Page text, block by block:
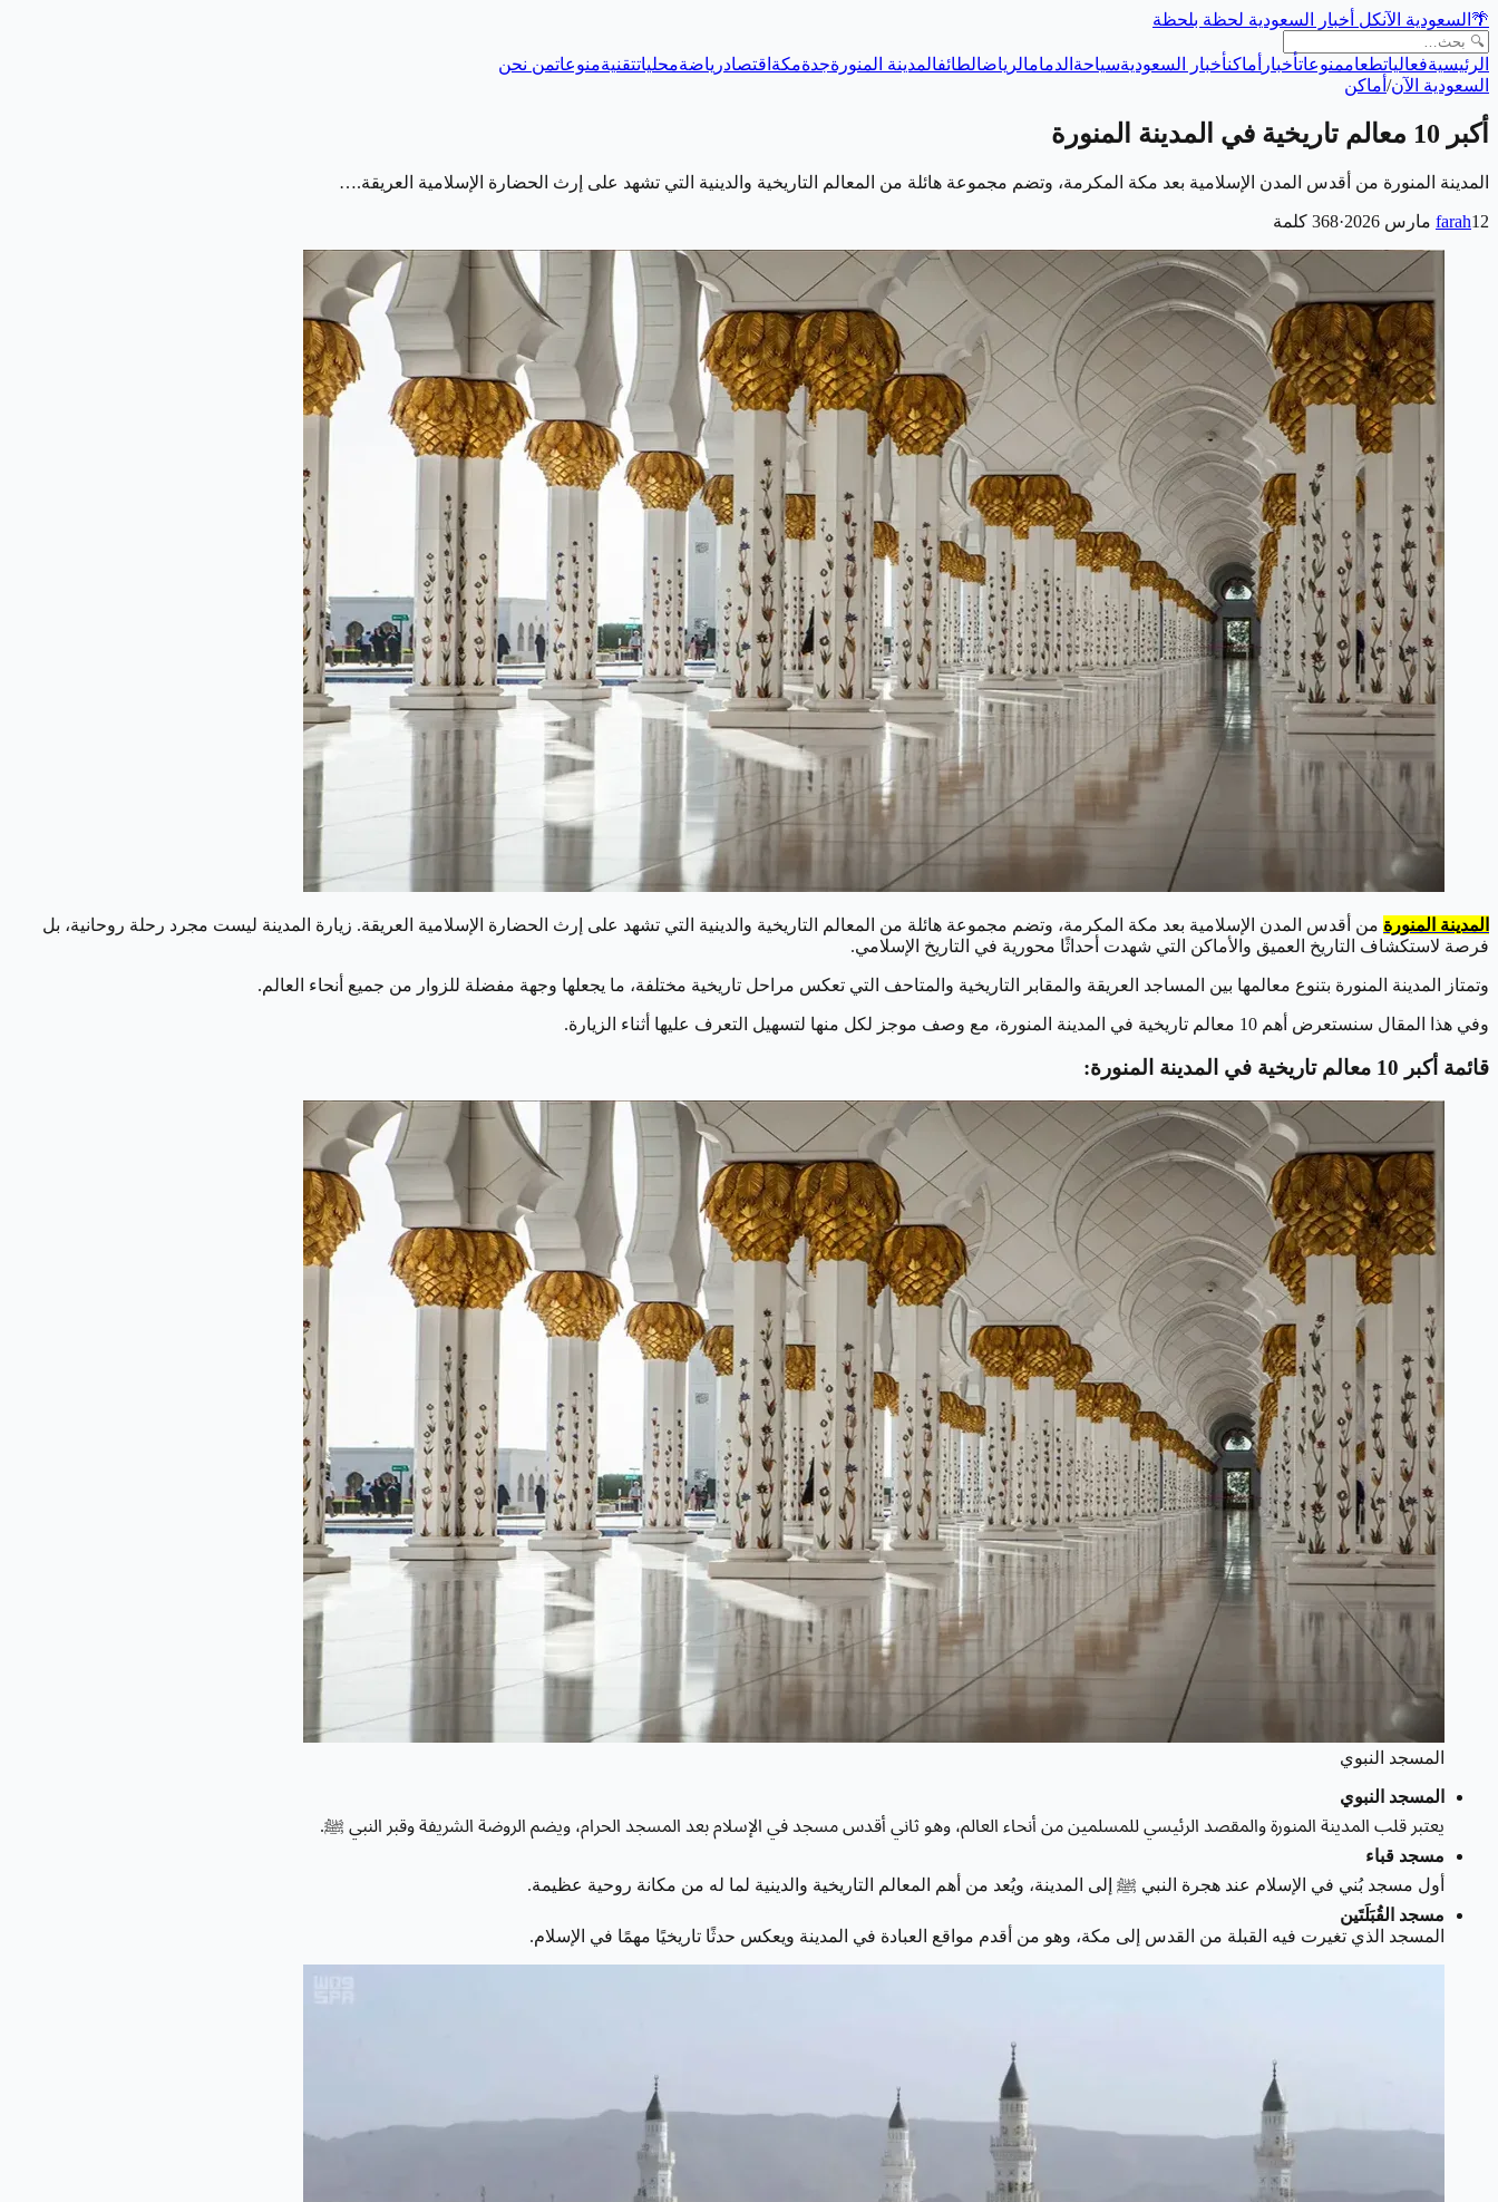
🌴 السعودية الآنكل أخبار السعودية لحظة بلحظة
الرئيسيةفعالياتطعاممنوعاتأخبار أماكنأخبار السعوديةسياحة الدمامالرياضالطائفالمدينة المنورةجدةمكة اقتصادرياضةمحلياتتقنيةمنوعاتمن نحن
السعودية الآن/ أماكن
أكبر 10 معالم تاريخية في المدينة المنورة
المدينة المنورة من أقدس المدن الإسلامية بعد مكة المكرمة، وتضم مجموعة هائلة من المعالم التاريخية والدينية التي تشهد على إرث الحضارة الإسلامية العريقة.…
farah12 مارس 2026 ·
368 كلمة
المدينة المنورة من أقدس المدن الإسلامية بعد مكة المكرمة، وتضم مجموعة هائلة من المعالم التاريخية والدينية التي تشهد على إرث الحضارة الإسلامية العريقة. زيارة المدينة ليست مجرد رحلة روحانية، بل
فرصة لاستكشاف التاريخ العميق والأماكن التي شهدت أحداثًا محورية في التاريخ الإسلامي.
وتمتاز المدينة المنورة بتنوع معالمها بين المساجد العريقة والمقابر التاريخية والمتاحف التي تعكس مراحل تاريخية مختلفة، ما يجعلها وجهة مفضلة للزوار من جميع أنحاء العالم.
وفي هذا المقال سنستعرض أهم 10 معالم تاريخية في المدينة المنورة، مع وصف موجز لكل منها لتسهيل التعرف عليها أثناء الزيارة.
قائمة أكبر 10 معالم تاريخية في المدينة المنورة :
المسجد النبوي
المسجد النبوي
يعتبر قلب المدينة المنورة والمقصد الرئيسي للمسلمين من أنحاء العالم، وهو ثاني أقدس مسجد في الإسلام بعد المسجد الحرام، ويضم الروضة الشريفة وقبر النبي ﷺ.
مسجد قباء
أول مسجد بُني في الإسلام عند هجرة النبي ﷺ إلى المدينة، ويُعد من أهم المعالم التاريخية والدينية لما له من مكانة روحية عظيمة.
مسجد القُبَلَتَين
المسجد الذي تغيرت فيه القبلة من القدس إلى مكة، وهو من أقدم مواقع العبادة في المدينة ويعكس حدثًا تاريخيًا مهمًا في الإسلام.